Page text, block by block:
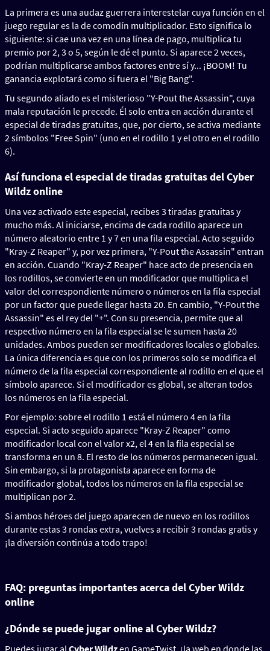
La primera es una audaz guerrera interestelar cuya función en el
juego regular es la de comodín multiplicador. Esto significa lo
siguiente: si cae una vez en una línea de pago, multiplica tu
premio por 2, 3 o 5, según le dé el punto. Si aparece 2 veces,
podrían multiplicarse ambos factores entre sí y... ¡BOOM! Tu
ganancia explotará como si fuera el "Big Bang".
Tu segundo aliado es el misterioso "Y-Pout the Assassin", cuya
mala reputación le precede. Él solo entra en acción durante el
especial de tiradas gratuitas, que, por cierto, se activa mediante
2 símbolos "Free Spin" (uno en el rodillo 1 y el otro en el rodillo
6).
Así funciona el especial de tiradas gratuitas del Cyber
Wildz online
Una vez activado este especial, recibes 3 tiradas gratuitas y
mucho más. Al iniciarse, encima de cada rodillo aparece un
número aleatorio entre 1 y 7 en una fila especial. Acto seguido
"Kray-Z Reaper" y, por vez primera, "Y-Pout the Assassin" entran
en acción. Cuando "Kray-Z Reaper" hace acto de presencia en
los rodillos, se convierte en un modificador que multiplica el
valor del correspondiente número o números en la fila especial
por un factor que puede llegar hasta 20. En cambio, "Y-Pout the
Assassin" es el rey del "+". Con su presencia, permite que al
respectivo número en la fila especial se le sumen hasta 20
unidades. Ambos pueden ser modificadores locales o globales.
La única diferencia es que con los primeros solo se modifica el
número de la fila especial correspondiente al rodillo en el que el
símbolo aparece. Si el modificador es global, se alteran todos
los números en la fila especial.
Por ejemplo: sobre el rodillo 1 está el número 4 en la fila
especial. Si acto seguido aparece "Kray-Z Reaper" como
modificador local con el valor x2, el 4 en la fila especial se
transforma en un 8. El resto de los números permanecen igual.
Sin embargo, si la protagonista aparece en forma de
modificador global, todos los números en la fila especial se
multiplican por 2.
Si ambos héroes del juego aparecen de nuevo en los rodillos
durante estas 3 rondas extra, vuelves a recibir 3 rondas gratis y
¡la diversión continúa a todo trapo!
FAQ: preguntas importantes acerca del Cyber Wildz
online
¿Dónde se puede jugar online al Cyber Wildz?